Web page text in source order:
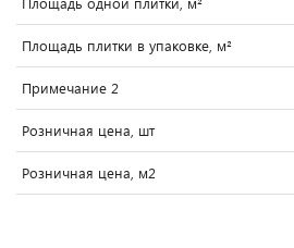
Площадь плитки в упаковке, м²
Примечание 2
Розничная цена, шт
Розничная цена, м2